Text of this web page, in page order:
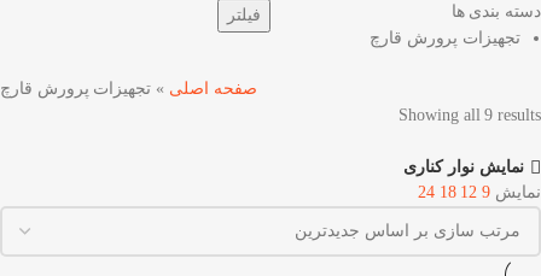
دسته بندی ها
تجهیزات پرورش قارچ
فیلتر
صفحه اصلی » تجهیزات پرورش قارچ
Showing all 9 results
نمایش نوار کناری
نمایش 9
12
18
24